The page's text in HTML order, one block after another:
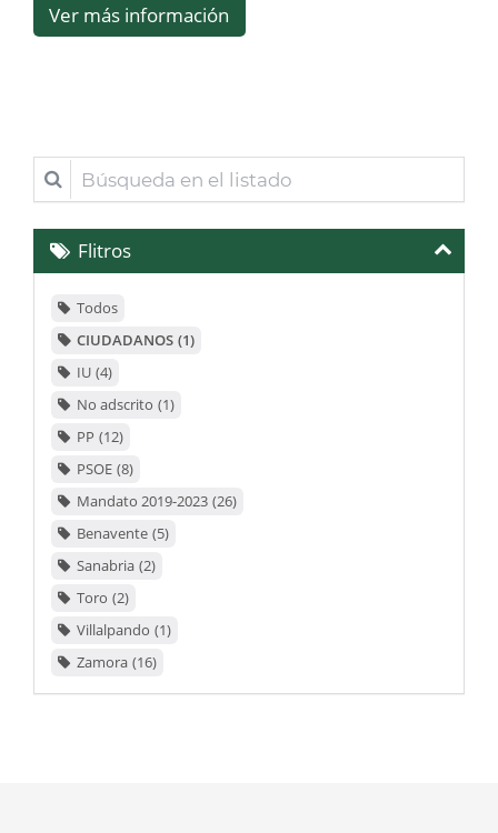
Ver más información
Búsqueda
en
el
listadoFlitros
Todos
CIUDADANOS 1
IU 4
No adscrito 1
PP 12
PSOE 8
Mandato 2019-2023 26
Benavente 5
Sanabria 2
Toro 2
Villalpando 1
Zamora 16